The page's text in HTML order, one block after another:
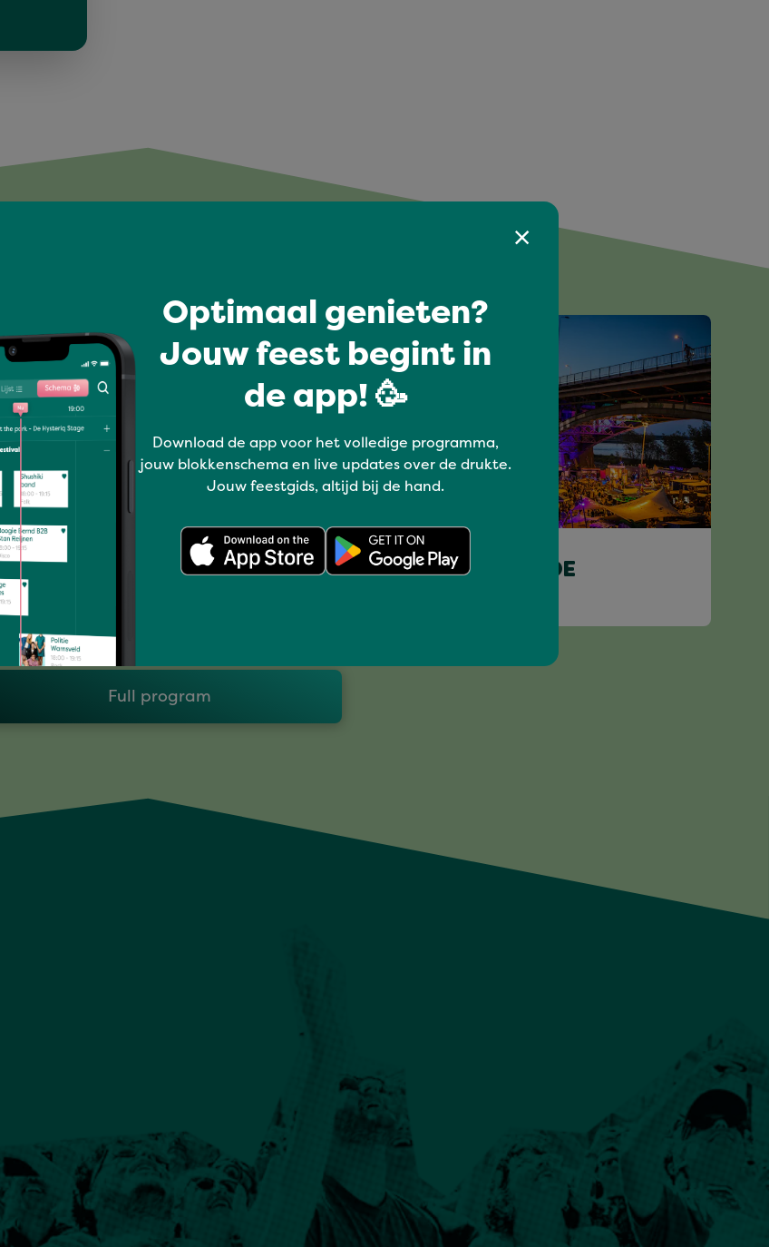
HET ZUSJE VAN DEBBIE
Have a blast
PLAATJESPARADE
Full program
Optimaal genieten?
Jouw feest begint in
de app! 🥳
Download de app voor het volledige programma,
jouw blokkenschema en live updates over de drukte.
Jouw feestgids, altijd bij de hand.